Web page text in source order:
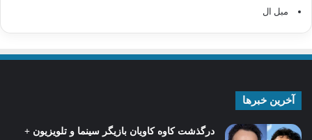
مبل ال
آخرین خبرها
درگذشت کاوه کاویان بازیگر سینما و تلویزیون +